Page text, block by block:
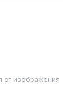
от изображения